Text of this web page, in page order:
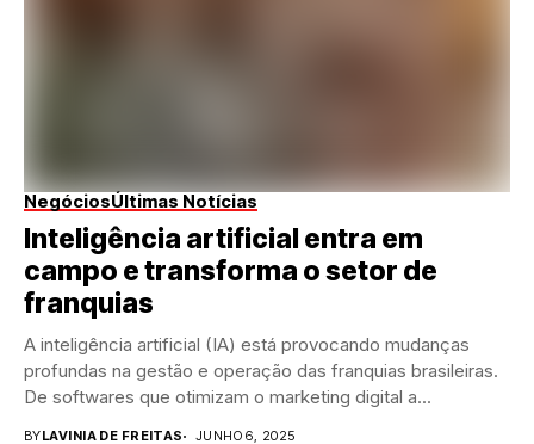
NegóciosÚltimas Notícias
Inteligência artificial entra em
campo e transforma o setor de
franquias
A inteligência artificial (IA) está provocando mudanças
profundas na gestão e operação das franquias brasileiras.
De softwares que otimizam o marketing digital a...
BYLAVINIA DE FREITAS JUNHO 6, 2025